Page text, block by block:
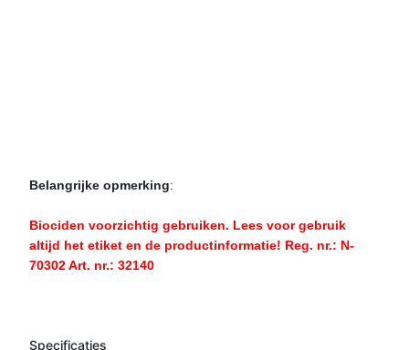
Belangrijke opmerking:
Biociden voorzichtig gebruiken. Lees voor gebruik
altijd het etiket en de productinformatie! Reg. nr.: N-
70302 Art. nr.: 32140
Specificaties